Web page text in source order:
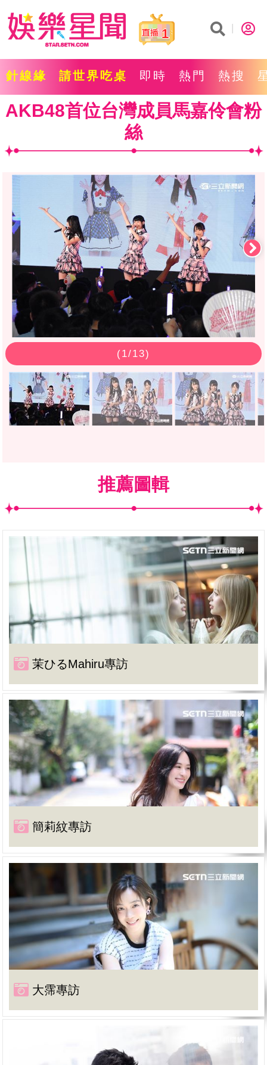
1
針線緣 請世界吃桌 即時 熱門 熱搜
AKB48首位台灣成員馬嘉伶會粉
絲
(1/13)
推薦圖輯
茉ひるMahiru專訪
簡莉紋專訪
大霈專訪